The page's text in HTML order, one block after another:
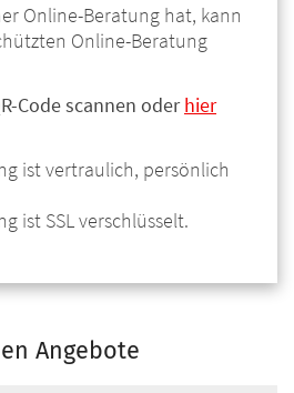
Online-Beratung hat, kann
Online-Beratung
Code scannen oderhier
ist vertraulich, persönlich
ist SSL verschlüsselt.
Angebote